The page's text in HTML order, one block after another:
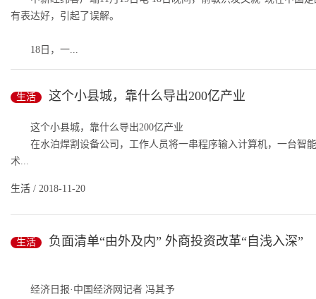
有表达好，引起了误解。
18日，一...
生活
这个小县城，靠什么导出200亿产业
这个小县城，靠什么导出200亿产业
在水泊焊割设备公司，工作人员将一串程序输入计算机，一台智
术...
生活 / 2018-11-20
生活 负面清单“由外及内” 外商投资改革“自浅入深”
经济日报·中国经济网记者 冯其予